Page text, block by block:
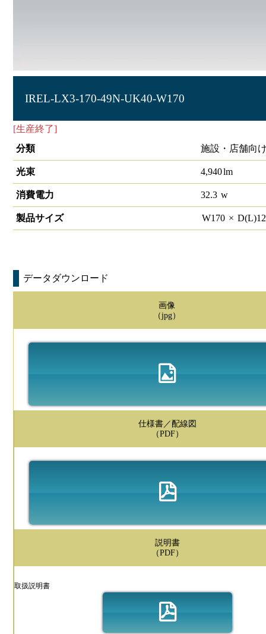
IREL-LX3-170-49N-UK40-W170
[生産終了]
分類
施設・店舗向
光束 4,940lm
消費電力 32.3 w
製品サイズ W170 × D(L)
データダウンロード
画像
（jpg）
仕様書／配線図
（PDF）
説明書
（PDF）
取扱説明書